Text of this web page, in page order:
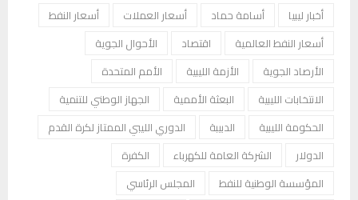
أخبار ليبيا أسامة حماد أسعار العملات
أسعار النفط
أسعار النفط العالمية
اقتصاد
الأحوال الجوية
الأرصاد الجوية
الأزمة الليبية
الأمم المتحدة
الانتخابات الليبية
البعثة الأممية
الجهاز الوطني للتنمية
الحكومة الليبية
الدبيبة
الدوري الليبي الممتاز لكرة القدم
الدولار
الشركة العامة للكهرباء
الكفرة
المؤسسة الوطنية للنفط
المجلس الرئاسي